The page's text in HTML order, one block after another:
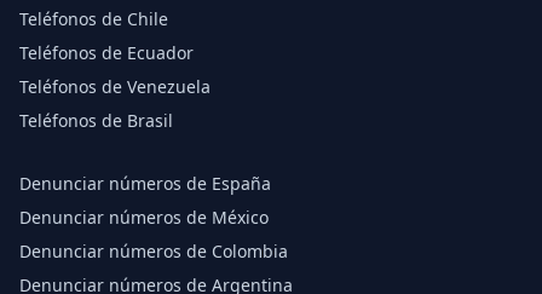
Teléfonos de Chile
Teléfonos de Ecuador
Teléfonos de Venezuela
Teléfonos de Brasil
Denunciar números de España
Denunciar números de México
Denunciar números de Colombia
Denunciar números de Argentina